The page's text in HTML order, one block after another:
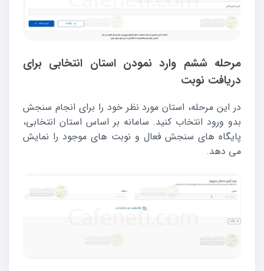
مرحله ششم وارد نمودن استان انتخابی برای
دریافت نوبت
در این مرحله، استان مورد نظر خود را برای انجام سنجش
بدو ورود انتخاب کنید. سامانه بر اساس استان انتخابی،
پایگاه های سنجش فعال و نوبت های موجود را نمایش
می دهد.